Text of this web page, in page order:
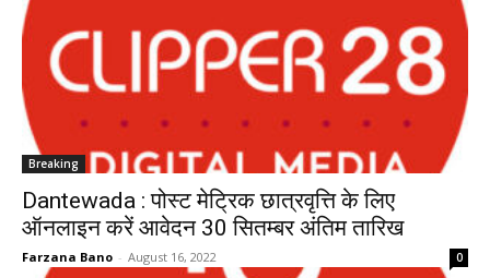
Breaking
Dantewada : पोस्ट मेट्रिक छात्रवृत्ति के लिए
ऑनलाइन करें आवेदन 30 सितम्बर अंतिम तारिख
Farzana Bano - August 16, 2022 0